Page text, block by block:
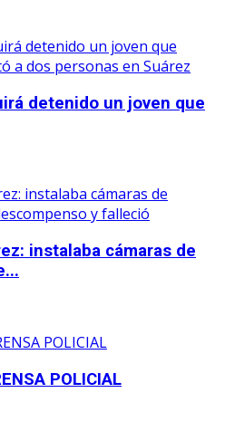
detenido un joven que
instalaba cámaras de
POLICIAL